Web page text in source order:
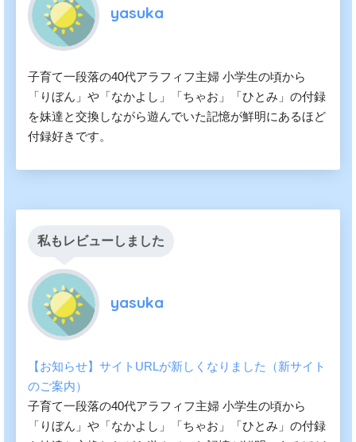
yasuka
子育て一段落の40代アラフィフ主婦 小学生の頃から
「りぼん」や「なかよし」「ちゃお」「ひとみ」の付録
を妹達と交換しながら遊んでいた記憶が鮮明にあるほど
付録好きです。
私もレビューしました
yasuka
【お知らせ】サイトURLが新しくなりました（新サイト
のご案内）
子育て一段落の40代アラフィフ主婦 小学生の頃から
「りぼん」や「なかよし」「ちゃお」「ひとみ」の付録